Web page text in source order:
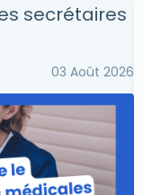
secrétaires
03 Août 2026